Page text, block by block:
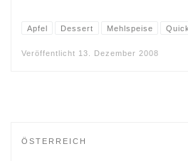
Apfel Dessert Mehlspeise
Veröffentlicht 13. Dezember 2008
ÖSTERREICH